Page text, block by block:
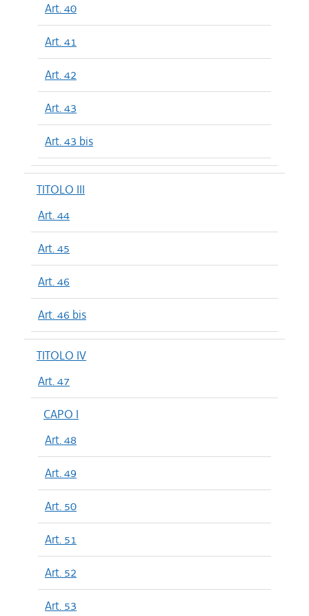
Art. 40
Art. 41
Art. 42
Art. 43
Art. 43 bis
TITOLO III
Art. 44
Art. 45
Art. 46
Art. 46 bis
TITOLO IV
Art. 47
CAPO I
Art. 48
Art. 49
Art. 50
Art. 51
Art. 52
Art. 53